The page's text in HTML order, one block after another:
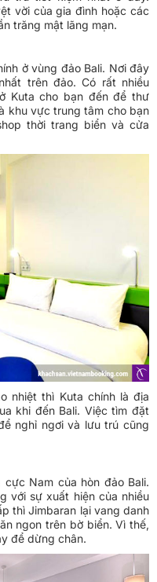
vời của gia đình hoặc các
trăng mật lãng mạn.
ở vùng đảo Bali. Nơi đây
trên đảo. Có rất nhiều
Kuta cho bạn đến để thư
khu vực trung tâm cho bạn
thời trang biển và cửa
nhiệt thì Kuta chính là địa
khi đến Bali. Việc tìm đặt
nghỉ ngơi và lưu trú cũng
Nam của hòn đảo Bali.
với sự xuất hiện của nhiều
thì Jimbaran lại vang danh
ngon trên bờ biển. Vì thế,
để dừng chân.